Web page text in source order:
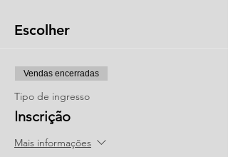
Escolher
Vendas encerradas
Tipo de ingresso
Inscrição
Mais informações